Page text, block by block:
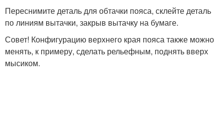
Переснимите деталь для обтачки пояса, склейте деталь
по линиям вытачки, закрыв вытачку на бумаге.
Совет! Конфигурацию верхнего края пояса также можно
менять, к примеру, сделать рельефным, поднять вверх
мысиком.